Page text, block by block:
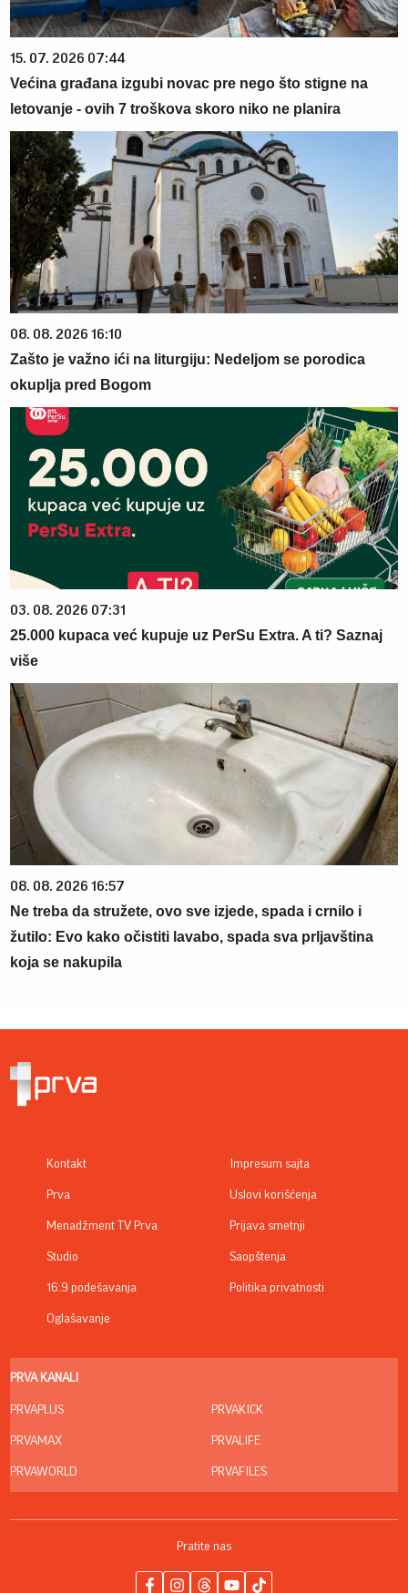
15. 07. 2026 07:44
Većina građana izgubi novac pre nego što stigne na
letovanje - ovih 7 troškova skoro niko ne planira
08. 08. 2026 16:10
Zašto je važno ići na liturgiju: Nedeljom se porodica
okuplja pred Bogom
03. 08. 2026 07:31
25.000 kupaca već kupuje uz PerSu Extra. A ti? Saznaj
više
08. 08. 2026 16:57
Ne treba da stružete, ovo sve izjede, spada i crnilo i
žutilo: Evo kako očistiti lavabo, spada sva prljavština
koja se nakupila
Kontakt
Prva
Menadžment TV Prva
Studio
16:9 podešavanja
Oglašavanje
Impresum sajta
Uslovi korišćenja
Prijava smetnji
Saopštenja
Politika privatnosti
PRVA KANALI
PRVAPLUS
PRVAMAX
PRVAWORLD
PRVAKICK
PRVALIFE
PRVAFILES
Pratite nas